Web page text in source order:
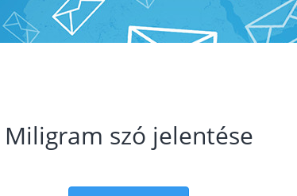
Miligram szó jelentése